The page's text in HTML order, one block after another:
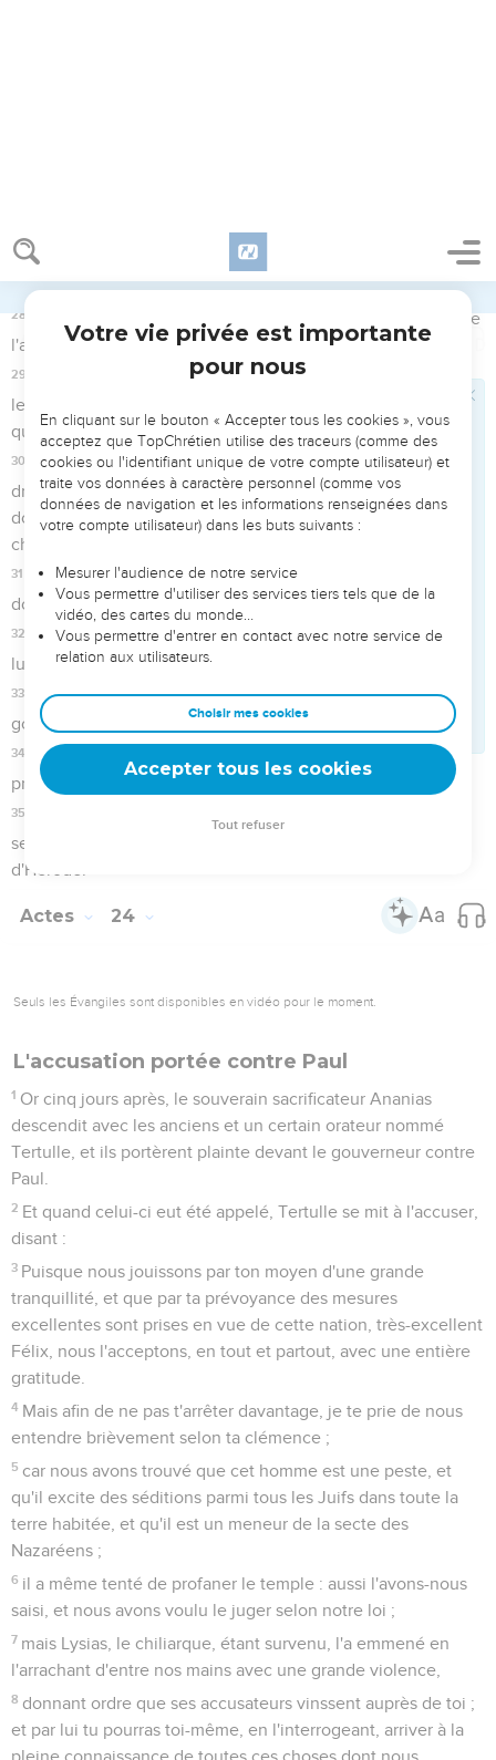
27 Or, quand deux ans furent accomplis, Félix eut pour
successeur Porcius Festus ; et, voulant gagner la faveur des
Juifs, Félix laissa Paul prisonnier.
Actes
Seuls les Évangiles sont disponibles en vidéo pour le moment.
Paul en appelle à l'empereur
1 Festus donc, étant arrivé dans la province, monta trois jours
après de Césarée à Jérusalem.
2 Et les principaux sacrificateurs et les principaux d'entre les
Juifs portèrent plainte devant lui contre Paul ; et ils lui
présentaient leur requête,
3 demandant contre Paul cette grâce qu'il le fît venir à
Jérusalem, dressant des embûches pour le tuer en chemin.
4 Festus donc répondit que Paul serait gardé à Césarée, et
que lui-même allait bientôt partir.
5 Que les hommes influents parmi vous descendent donc
avec moi, dit-il ; et s'il y a quelque crime en cet homme,
qu'ils l'accusent.
Et n'ayant pas séjourné parmi eux plus de huit ou dix jours,
il descendit à Césarée ; et le lendemain, s'étant assis sur le
Et lorsqu'il fut arrivé, les Juifs qui étaient descendus de
prouver ;
8 tandis que Paul se défendait, en disant : Je n'ai péché en
rien, ni contre la loi des Juifs, ni contre le temple, ni contre
César.
9
Paul et dit : Veux-tu monter à Jérusalem pour y être jugé
quant à ces choses, devant moi ?
10 Et Paul dit : Je suis ici devant le tribunal de César, où je
dois être jugé. Je n'ai fait aucun tort aux Juifs, comme tu le
sais toi-même très-bien.
11
Si donc je leur ai fait tort, ou que j'aie fait quelque chose
qui soit digne de mort, je ne refuse pas de mourir ; mais si
rien n'est vrai de ce dont ils m'accusent, personne ne peut
me livrer à eux : j'en appelle à César.
12 Festus, ayant conféré avec le conseil, répondit : Tu en as
appelé à César, tu iras à César.
Paul devant Agrippa et Bérénice
Or, quelques jours s'étant écoulés, le roi Agrippa et
Bérénice vinrent à Césarée pour saluer Festus.
Et comme ils séjournaient là plusieurs jours, Festus exposa
au roi l'affaire de Paul, disant : Un certain homme a été laissé
ici prisonnier par Félix,
au sujet duquel, lorsque j'étais à Jérusalem, les principaux